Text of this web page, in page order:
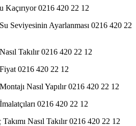
Kaçırıyor 0216 420 22 12
Seviyesinin Ayarlanması 0216 420 22
Takılır 0216 420 22 12
0216 420 22 12
Nasıl Yapılır 0216 420 22 12
0216 420 22 12
Nasıl Takılır 0216 420 22 12